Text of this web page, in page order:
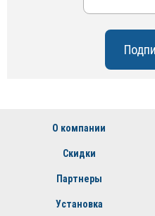
О компании
Скидки
Партнеры
Установка